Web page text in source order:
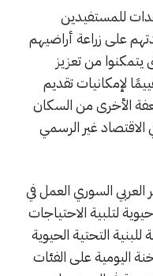
للمستفيدين
على زراعة أراضيهم
من تعزيز
لإمكانيات تقديم
الأخرى من السكان
الاقتصاد غير الرسمي
العربي السوري العمل في
لتلبية الاحتياجات
التحتية الحيوية
اليومية على الفئات